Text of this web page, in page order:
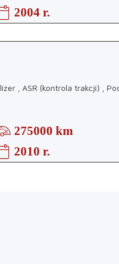
2004 r.
, ASR (kontrola trakcji) ,
275000 km
2010 r.